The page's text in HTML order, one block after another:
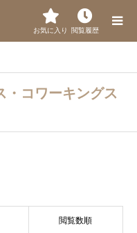
お気に入り 閲覧履歴
・コワーキングス
閲覧数順